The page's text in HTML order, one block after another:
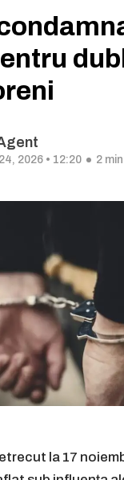
2026 • 12:20 2
la 17